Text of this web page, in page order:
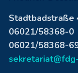
Stadtbadstraße
06021/58368-0
06021/58368-